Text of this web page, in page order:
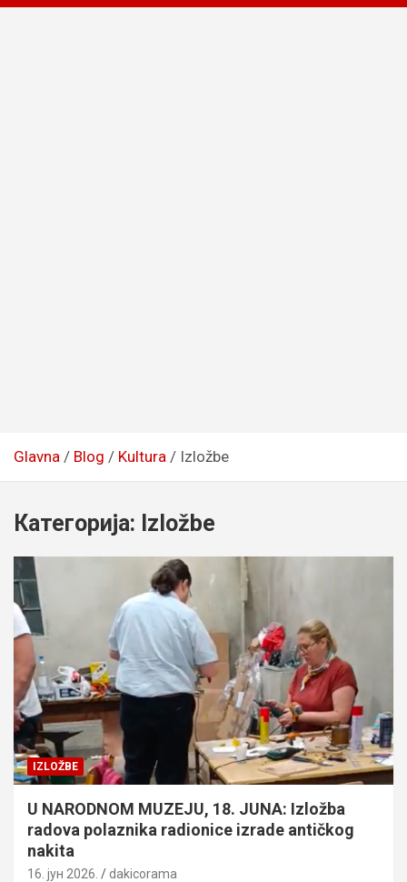
Glavna Blog Kultura Izložbe
Категорија: Izložbe
IZLOŽBE
U NARODNOM MUZEJU, 18. JUNA: Izložba
radova polaznika radionice izrade antičkog
nakita
16. јун 2026. dakicorama